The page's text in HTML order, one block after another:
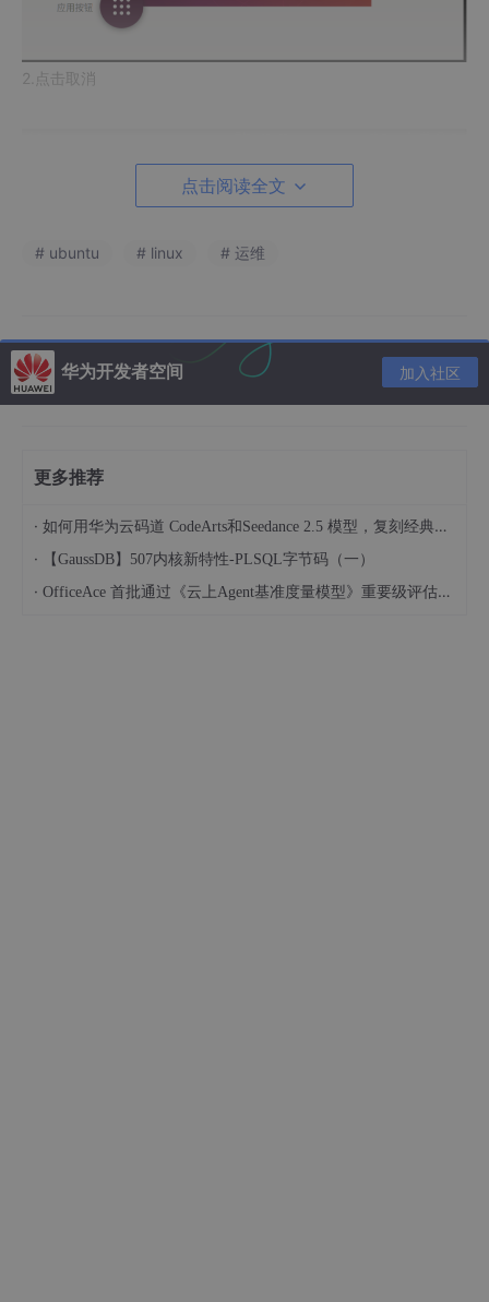
2.点击 取消
点击阅读全文
# ubuntu # linux # 运维
华为开发者空间 加入社区
更多推荐
· 如何用华为云码道 CodeArts和Seedance 2.5 模型，复刻经典画作名场面
· 【GaussDB】507内核新特性-PLSQL字节码（一）
· OfficeAce 首批通过《云上Agent基准度量模型》重要级评估，定义智能体可信新标杆